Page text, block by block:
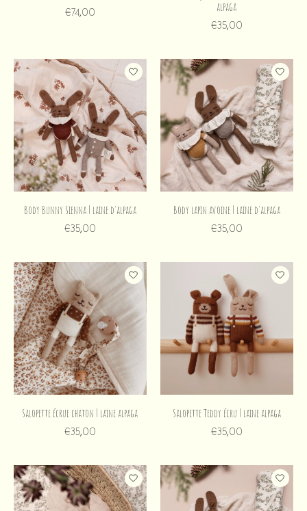
€74,00
alpaga
€35,00
Body Bunny Sienna | laine d'alpaga
€35,00
Body lapin avoine | laine d'alpaga
€35,00
Salopette écrue chaton | laine alpaga
€35,00
Salopette Teddy écru | laine alpaga
€35,00